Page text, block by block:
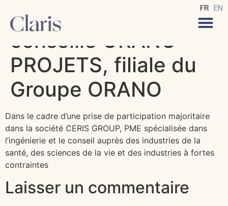
FR EN
CLARIS Avocats
conseille ORANO
PROJETS, filiale du
Groupe ORANO
Dans le cadre d’une prise de participation majoritaire
dans la société CERIS GROUP, PME spécialisée dans
l’ingénierie et le conseil auprès des industries de la
santé, des sciences de la vie et des industries à fortes
contraintes
Laisser un commentaire